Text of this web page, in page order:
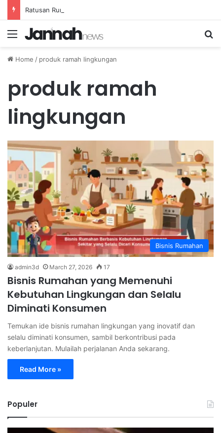
Menu
Home / produk ramah lingkungan
produk ramah
lingkungan
Bisnis Rumahan
admin3d March 27, 2026 17
Bisnis Rumahan yang Memenuhi
Kebutuhan Lingkungan dan Selalu
Diminati Konsumen
Temukan ide bisnis rumahan lingkungan yang inovatif dan
selalu diminati konsumen, sambil berkontribusi pada
keberlanjutan. Mulailah perjalanan Anda sekarang.
Read More »
Populer